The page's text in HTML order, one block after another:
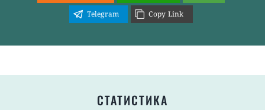
Telegram
Copy Link
СТАТИСТИКА